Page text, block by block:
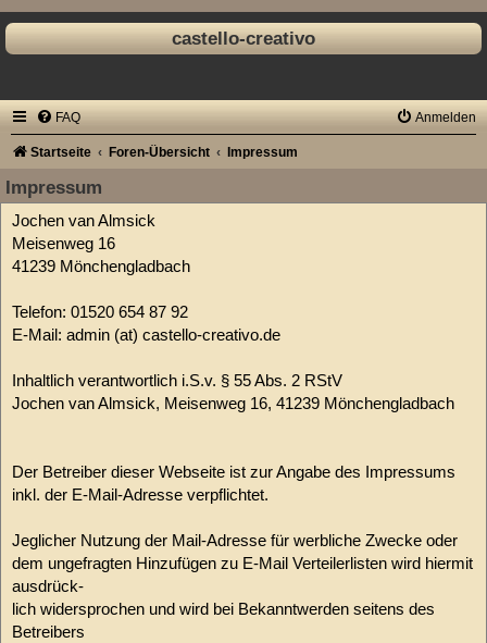
castello-creativo
FAQ Anmelden
Startseite Foren-Übersicht Impressum
Impressum
Jochen van Almsick
Meisenweg 16
41239 Mönchengladbach
Telefon: 01520 654 87 92
E-Mail: admin (at) castello-creativo.de
Inhaltlich verantwortlich i.S.v. § 55 Abs. 2 RStV
Jochen van Almsick, Meisenweg 16, 41239 Mönchengladbach
Der Betreiber dieser Webseite ist zur Angabe des Impressums
inkl. der E-Mail-Adresse verpflichtet.
Jeglicher Nutzung der Mail-Adresse für werbliche Zwecke oder
dem ungefragten Hinzufügen zu E-Mail Verteilerlisten wird hiermit
ausdrück-
lich widersprochen und wird bei Bekanntwerden seitens des
Betreibers